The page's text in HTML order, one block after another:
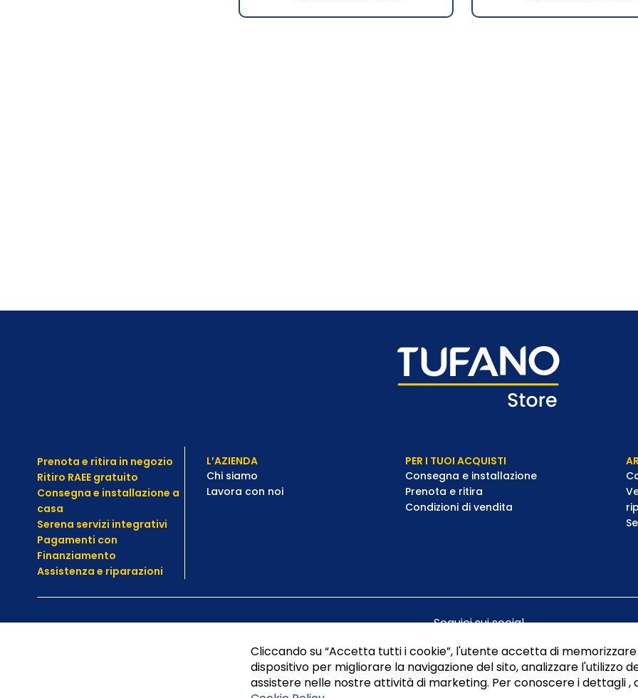
Prenota e ritira in negozio
Ritiro RAEE gratuito
Consegna e installazione a
casa
Serena servizi integrativi
Pagamenti con
Finanziamento
Assistenza e riparazioni
L’AZIENDA
Chi siamo
Lavora con noi
PER I TUOI ACQUISTI
Consegna e installazione
Prenota e ritira
Condizioni di vendita
Seguici sui social
Cliccando su “Accetta tutti i cookie”, l'utente accetta di memorizzare
dispositivo per migliorare la navigazione del sito, analizzare l'utilizzo
assistere nelle nostre attività di marketing. Per conoscere i dettagli ,